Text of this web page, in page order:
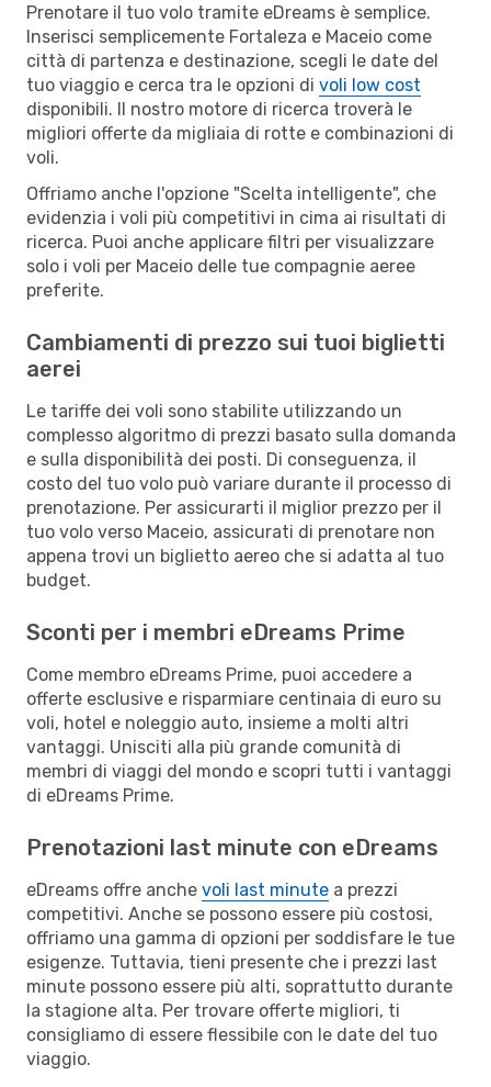
Prenotare il tuo volo tramite eDreams è semplice.
Inserisci semplicemente Fortaleza e Maceio come
città di partenza e destinazione, scegli le date del
tuo viaggio e cerca tra le opzioni di voli low cost
disponibili. Il nostro motore di ricerca troverà le
migliori offerte da migliaia di rotte e combinazioni di
voli.
Offriamo anche l'opzione "Scelta intelligente", che
evidenzia i voli più competitivi in cima ai risultati di
ricerca. Puoi anche applicare filtri per visualizzare
solo i voli per Maceio delle tue compagnie aeree
preferite.
Cambiamenti di prezzo sui tuoi biglietti
aerei
Le tariffe dei voli sono stabilite utilizzando un
complesso algoritmo di prezzi basato sulla domanda
e sulla disponibilità dei posti. Di conseguenza, il
costo del tuo volo può variare durante il processo di
prenotazione. Per assicurarti il miglior prezzo per il
tuo volo verso Maceio, assicurati di prenotare non
appena trovi un biglietto aereo che si adatta al tuo
budget.
Sconti per i membri eDreams Prime
Come membro eDreams Prime, puoi accedere a
offerte esclusive e risparmiare centinaia di euro su
voli, hotel e noleggio auto, insieme a molti altri
vantaggi. Unisciti alla più grande comunità di
membri di viaggi del mondo e scopri tutti i vantaggi
di eDreams Prime.
Prenotazioni last minute con eDreams
eDreams offre anche voli last minute a prezzi
competitivi. Anche se possono essere più costosi,
offriamo una gamma di opzioni per soddisfare le tue
esigenze. Tuttavia, tieni presente che i prezzi last
minute possono essere più alti, soprattutto durante
la stagione alta. Per trovare offerte migliori, ti
consigliamo di essere flessibile con le date del tuo
viaggio.